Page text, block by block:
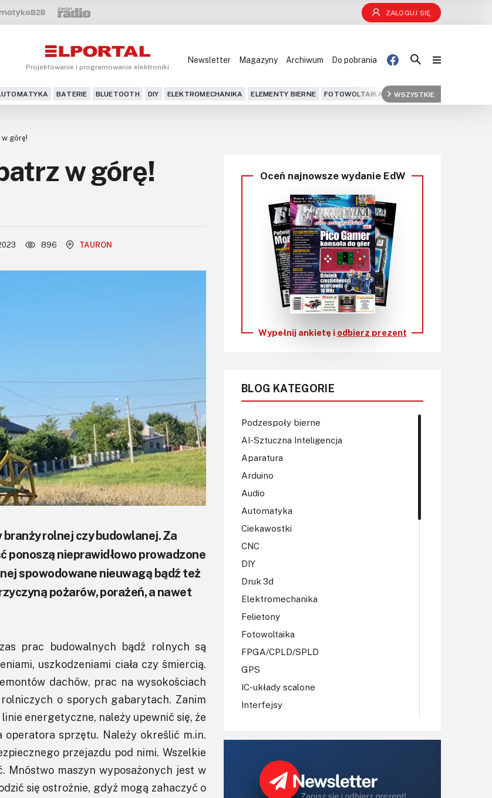
ZALOGUJ SIĘ
Projektowanie i programowanie elektroniki
Newsletter Magazyny Archiwum Do pobrania
BATERIE BLUETOOTH DIY ELEKTROMECHANIKA ELEMENTY BIERNE FOTOWOLTAIKA FPGA GPS
WSZYSTKIE
Blog
DIY+
Czytelnia
Dla Ciebie
KITy AVT
Kontakt
Do pobrania
górę!
w górę!
896 TAURON
rolnej czy budowlanej. Za
ponoszą nieprawidłowo prowadzone
spowodowane nieuwagą bądź też
pożarów, porażeń, a nawet
prac budowalnych bądź rolnych są
uszkodzeniami ciała czy śmiercią.
dachów, prac na wysokościach
o sporych gabarytach. Zanim
energetyczne, należy upewnić się, że
sprzętu. Należy określić m.in.
przejazdu pod nimi. Wszelkie
Mnóstwo maszyn wyposażonych jest w
się ostrożnie, gdyż mogą zahaczyć o
Oceń najnowsze wydanie EdW
Wypełnij ankietę i odbierz prezent
BLOG KATEGORIE
Podzespoły bierne
AI-Sztuczna Inteligencja
Aparatura
Arduino
Audio
Automatyka
Ciekawostki
CNC
DIY
Druk 3d
Elektromechanika
Felietony
Fotowoltaika
FPGA/CPLD/SPLD
GPS
IC-układy scalone
Interfejsy
Koła Naukowe
Książki
Lasery